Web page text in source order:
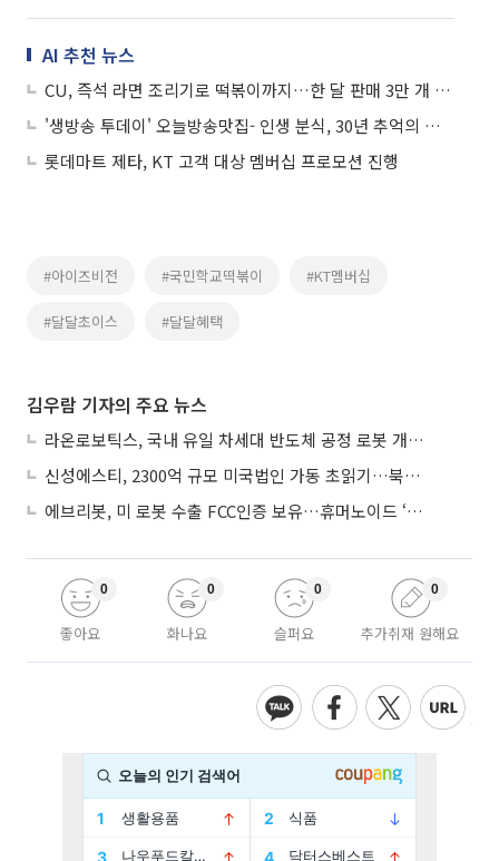
AI 추천 뉴스
CU, 즉석 라면 조리기로 떡볶이까지…한 달 판매 3만 개 돌파
'생방송 투데이' 오늘방송맛집- 인생 분식, 30년 추억의 떡볶이 맛집 '골○'
롯데마트 제타, KT 고객 대상 멤버십 프로모션 진행
#아이즈비전 #국민학교떡볶이 #KT멤버십
#달달초이스 #달달혜택
김우람 기자의 주요 뉴스
라온로보틱스, 국내 유일 차세대 반도체 공정 로봇 개발 ‘고객사 테스트 진행’
신성에스티, 2300억 규모 미국법인 가동 초읽기…북미 ESS 공략 본격화
에브리봇, 미 로봇 수출 FCC인증 보유…휴머노이드 ‘AI 두뇌’ 탑재 속도
좋아요
0
화나요
0
슬퍼요
0
추가취재 원해요
0